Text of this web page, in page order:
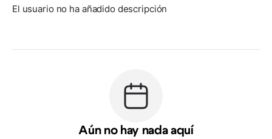
El usuario no ha añadido descripción
Aún no hay nada aquí